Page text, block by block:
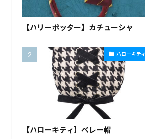
【ハリーポッター】カチューシャ
ハローキティ
【ハローキティ】ベレー帽